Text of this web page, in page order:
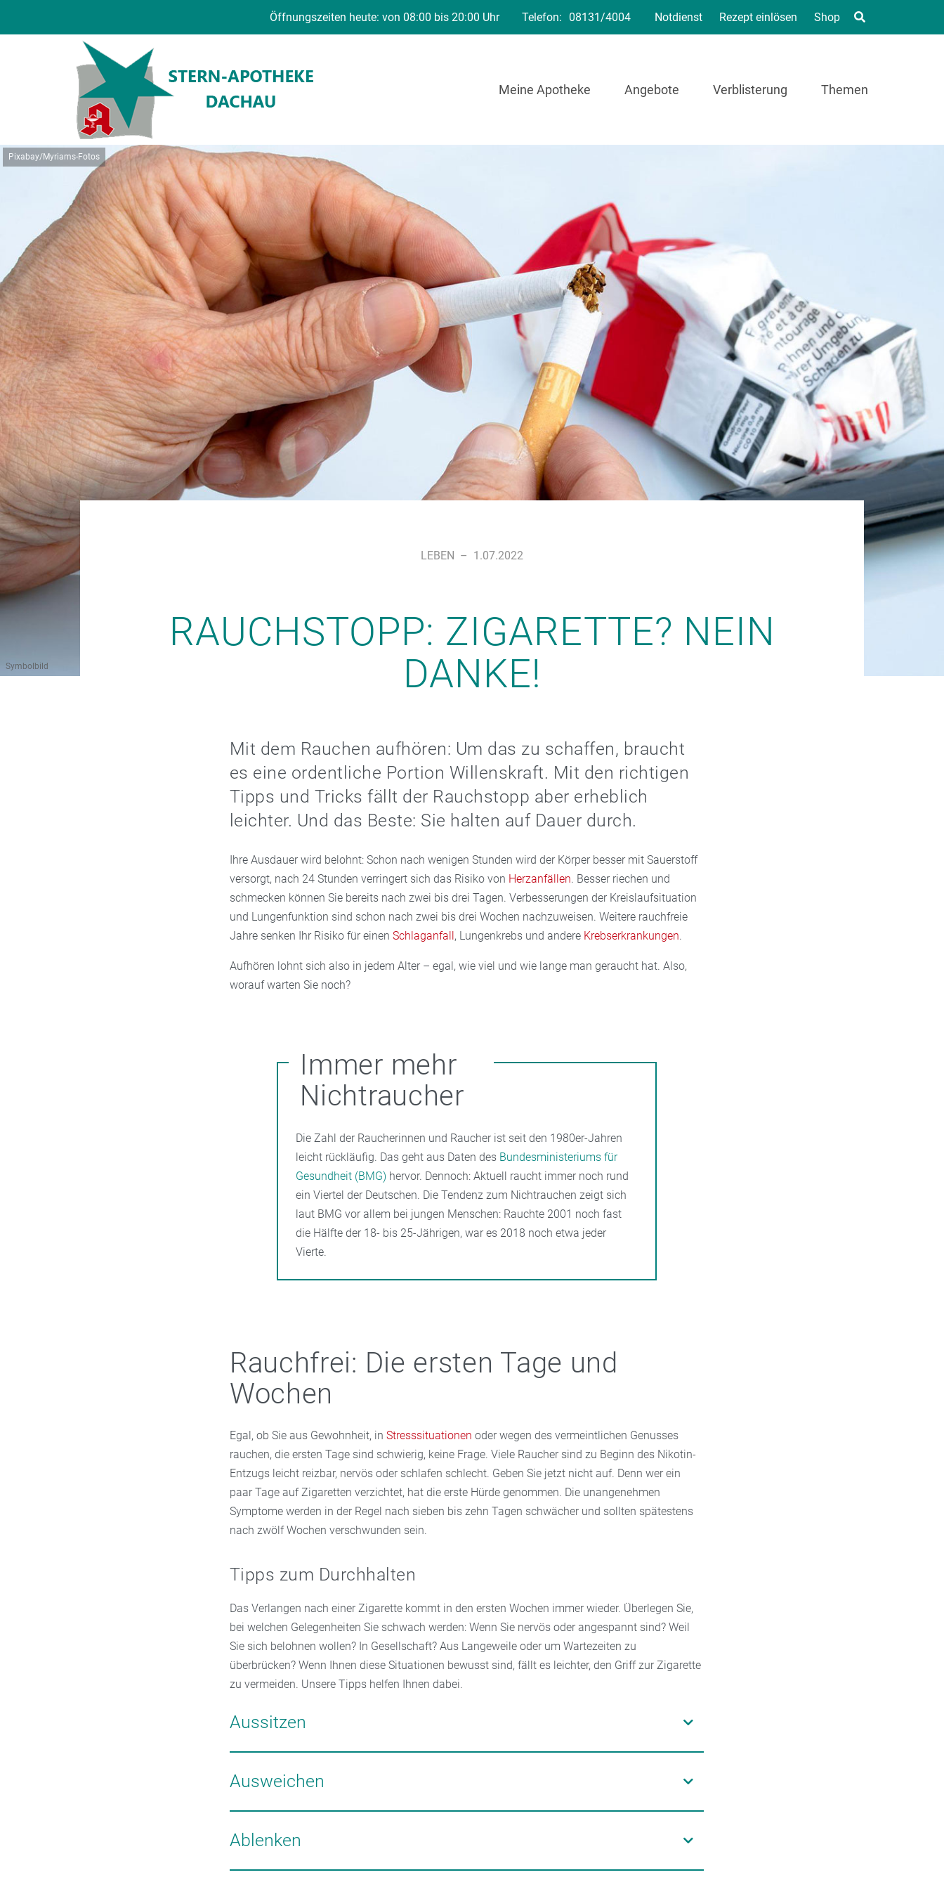
Öffnungszeiten heute: von 08:00 bis 20:00 Uhr Telefon: 08131/4004 Notdienst Rezept einlösen Shop
Meine Apotheke Angebote Verblisterung Themen
Pixabay/Myriams-Fotos
Symbolbild
LEBEN – 1.07.2022
RAUCHSTOPP: ZIGARETTE? NEIN
DANKE!
Mit dem Rauchen aufhören: Um das zu schaffen, braucht
es eine ordentliche Portion Willenskraft. Mit den richtigen
Tipps und Tricks fällt der Rauchstopp aber erheblich
leichter. Und das Beste: Sie halten auf Dauer durch.
Ihre Ausdauer wird belohnt: Schon nach wenigen Stunden wird der Körper besser mit Sauerstoff
versorgt, nach 24 Stunden verringert sich das Risiko von Herzanfällen. Besser riechen und
schmecken können Sie bereits nach zwei bis drei Tagen. Verbesserungen der Kreislaufsituation
und Lungenfunktion sind schon nach zwei bis drei Wochen nachzuweisen. Weitere rauchfreie
Jahre senken Ihr Risiko für einen Schlaganfall, Lungenkrebs und andere Krebserkrankungen.
Aufhören lohnt sich also in jedem Alter – egal, wie viel und wie lange man geraucht hat. Also,
worauf warten Sie noch?
Immer mehr
Nichtraucher
Die Zahl der Raucherinnen und Raucher ist seit den 1980er-Jahren
leicht rückläufig. Das geht aus Daten des Bundesministeriums für
Gesundheit (BMG) hervor. Dennoch: Aktuell raucht immer noch rund
ein Viertel der Deutschen. Die Tendenz zum Nichtrauchen zeigt sich
laut BMG vor allem bei jungen Menschen: Rauchte 2001 noch fast
die Hälfte der 18- bis 25-Jährigen, war es 2018 noch etwa jeder
Vierte.
Rauchfrei: Die ersten Tage und
Wochen
Egal, ob Sie aus Gewohnheit, in Stresssituationen oder wegen des vermeintlichen Genusses
rauchen, die ersten Tage sind schwierig, keine Frage. Viele Raucher sind zu Beginn des Nikotin-
Entzugs leicht reizbar, nervös oder schlafen schlecht. Geben Sie jetzt nicht auf. Denn wer ein
paar Tage auf Zigaretten verzichtet, hat die erste Hürde genommen. Die unangenehmen
Symptome werden in der Regel nach sieben bis zehn Tagen schwächer und sollten spätestens
nach zwölf Wochen verschwunden sein.
Tipps zum Durchhalten
Das Verlangen nach einer Zigarette kommt in den ersten Wochen immer wieder. Überlegen Sie,
bei welchen Gelegenheiten Sie schwach werden: Wenn Sie nervös oder angespannt sind? Weil
Sie sich belohnen wollen? In Gesellschaft? Aus Langeweile oder um Wartezeiten zu
überbrücken? Wenn Ihnen diese Situationen bewusst sind, fällt es leichter, den Griff zur Zigarette
zu vermeiden. Unsere Tipps helfen Ihnen dabei.
Aussitzen
Wenn Sie merken, dass das Verlangen kommt, zehnmal tief durchatmen oder eine
Entspannungsübung machen. Zum Beispiel nacheinander einzelne Muskeln an- und
Ausweichen
Gehen Sie Situationen, die zum Rauchen verleiten, für eine Weile aus dem Weg. Meiden Sie
beispielsweise Raucherpausen mit Kollegen oder Kneipenbesuche (die ja aktuell ohnehin
dem nicht gewachsen fühlen.
Ablenken
Ersetzen Sie das Rauchen durch andere Tätigkeiten. Rufen Sie beispielsweise jemanden an,